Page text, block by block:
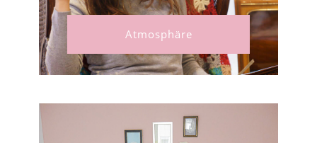
Atmosphäre